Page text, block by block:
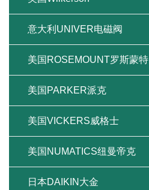
意大利UNIVER电磁阀
美国ROSEMOUNT罗斯蒙特
美国PARKER派克
美国VICKERS威格士
美国NUMATICS纽曼帝克
日本DAIKIN大金